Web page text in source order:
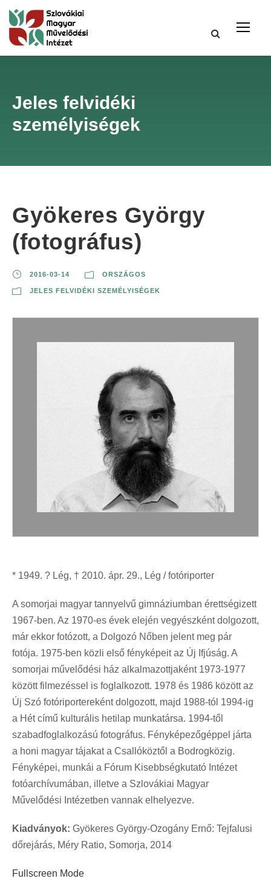
Jeles felvidéki
személyiségek
Gyökeres György
(fotográfus)
2016-03-14 ORSZÁGOS
JELES FELVIDÉKI SZEMÉLYISÉGEK
* 1949. ? Lég, † 2010. ápr. 29., Lég / fotóriporter
A somorjai magyar tannyelvű gimnáziumban érettségizett
1967-ben. Az 1970-es évek elején vegyészként dolgozott,
már ekkor fotózott, a Dolgozó Nőben jelent meg pár
fotója. 1975-ben közli első fényképeit az Új Ifjúság. A
somorjai művelődési ház alkalmazottjaként 1973-1977
között filmezéssel is foglalkozott. 1978 és 1986 között az
Új Szó fotóriportereként dolgozott, majd 1988-tól 1994-ig
a Hét című kulturális hetilap munkatársa. 1994-től
szabadfoglalkozású fotográfus. Fényképezőgéppel járta
a honi magyar tájakat a Csallóköztől a Bodrogközig.
Fényképei, munkái a Fórum Kisebbségkutató Intézet
fotóarchívumában, illetve a Szlovákiai Magyar
Művelődési Intézetben vannak elhelyezve.
Kiadványok: Gyökeres György-Ozogány Ernő: Tejfalusi
dőrejárás, Méry Ratio, Somorja, 2014
Fullscreen Mode